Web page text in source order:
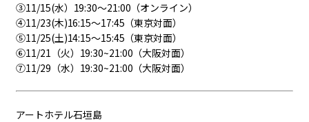
③11/15(水）19:30～21:00（オンライン）
④11/23(木)16:15～17:45（東京対面）
⑤11/25(土)14:15～15:45（東京対面）
⑥11/21（火）19:30~21:00（大阪対面）
⑦11/29（水）19:30~21:00（大阪対面）
アートホテル石垣島